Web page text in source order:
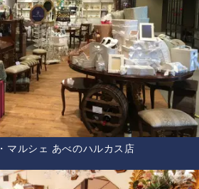
マルシェ あべのハルカス店